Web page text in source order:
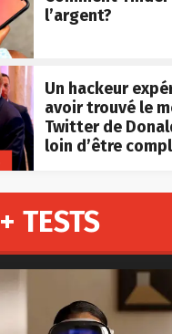
l’argent?
Un hackeur
avoir trouvé le
Twitter de
loin d’être
TESTS